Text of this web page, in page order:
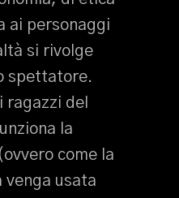
ai personaggi
si rivolge
spettatore.
ragazzi del
la
(ovvero come la
usata